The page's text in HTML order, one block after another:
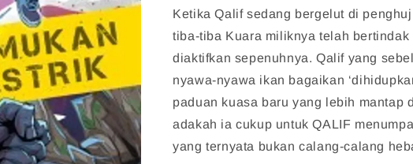
Ketika Qalif sedang bergelut di
tiba-tiba Kuara miliknya telah bertindak
diaktifkan sepenuhnya. Qalif yang
nyawa-nyawa ikan bagaikan
paduan kuasa baru yang lebih mantap
adakah ia cukup untuk QALIF
yang ternyata bukan calang-calang